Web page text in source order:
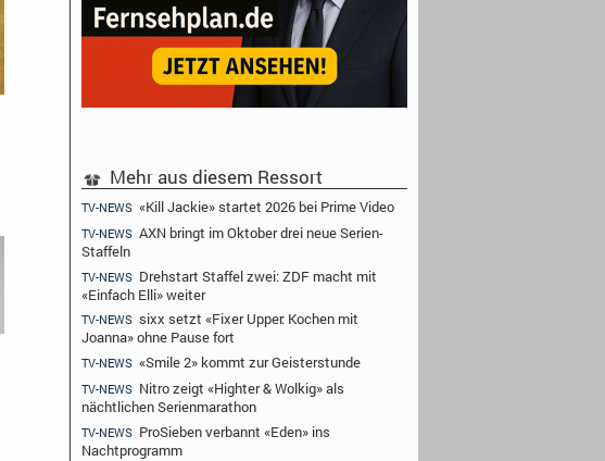
Mehr aus diesem Ressort
TV-NEWS «Kill Jackie» startet 2026 bei Prime Video
TV-NEWS AXN bringt im Oktober drei neue Serien-
Staffeln
TV-NEWS Drehstart Staffel zwei: ZDF macht mit
«Einfach Elli» weiter
TV-NEWS sixx setzt «Fixer Upper: Kochen mit
Joanna» ohne Pause fort
TV-NEWS «Smile 2» kommt zur Geisterstunde
TV-NEWS Nitro zeigt «Highter & Wolkig» als
nächtlichen Serienmarathon
TV-NEWS ProSieben verbannt «Eden» ins
Nachtprogramm